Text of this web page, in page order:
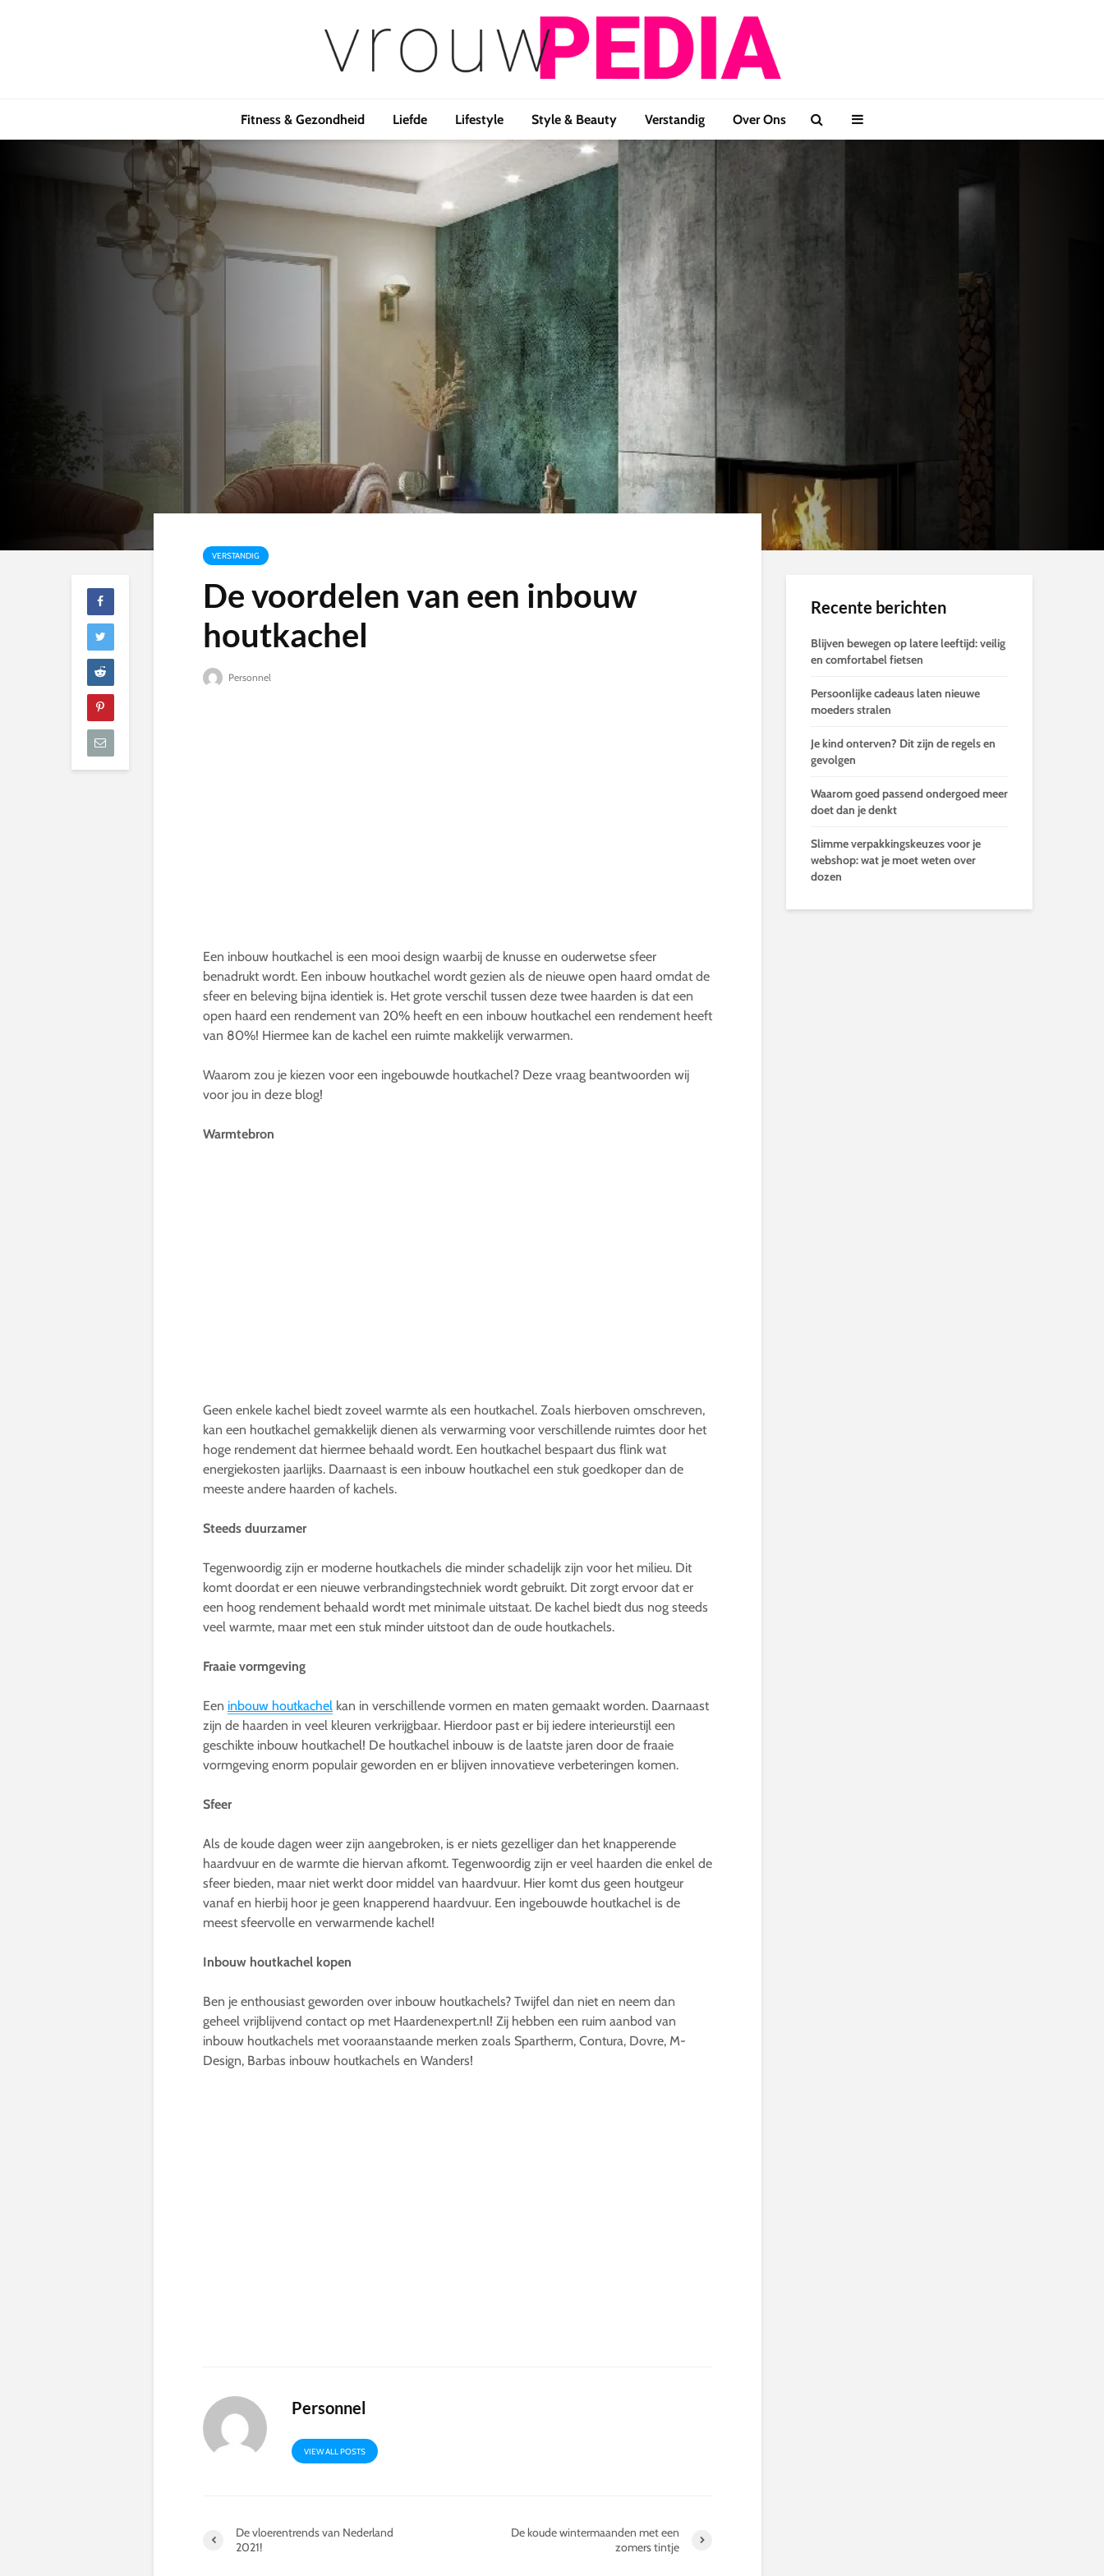
Fitness & Gezondheid Liefde Lifestyle Style & Beauty Verstandig Over Ons
VERSTANDIG
De voordelen van een inbouw
houtkachel
Personnel
Een inbouw houtkachel is een mooi design waarbij de knusse en ouderwetse sfeer
benadrukt wordt. Een inbouw houtkachel wordt gezien als de nieuwe open haard omdat de
sfeer en beleving bijna identiek is. Het grote verschil tussen deze twee haarden is dat een
open haard een rendement van 20% heeft en een inbouw houtkachel een rendement heeft
van 80%! Hiermee kan de kachel een ruimte makkelijk verwarmen.
Waarom zou je kiezen voor een ingebouwde houtkachel? Deze vraag beantwoorden wij
voor jou in deze blog!
Warmtebron
Geen enkele kachel biedt zoveel warmte als een houtkachel. Zoals hierboven omschreven,
kan een houtkachel gemakkelijk dienen als verwarming voor verschillende ruimtes door het
hoge rendement dat hiermee behaald wordt. Een houtkachel bespaart dus flink wat
energiekosten jaarlijks. Daarnaast is een inbouw houtkachel een stuk goedkoper dan de
meeste andere haarden of kachels.
Steeds duurzamer
Tegenwoordig zijn er moderne houtkachels die minder schadelijk zijn voor het milieu. Dit
komt doordat er een nieuwe verbrandingstechniek wordt gebruikt. Dit zorgt ervoor dat er
een hoog rendement behaald wordt met minimale uitstaat. De kachel biedt dus nog steeds
veel warmte, maar met een stuk minder uitstoot dan de oude houtkachels.
Fraaie vormgeving
Een inbouw houtkachel kan in verschillende vormen en maten gemaakt worden. Daarnaast
zijn de haarden in veel kleuren verkrijgbaar. Hierdoor past er bij iedere interieurstijl een
geschikte inbouw houtkachel! De houtkachel inbouw is de laatste jaren door de fraaie
vormgeving enorm populair geworden en er blijven innovatieve verbeteringen komen.
Sfeer
Als de koude dagen weer zijn aangebroken, is er niets gezelliger dan het knapperende
haardvuur en de warmte die hiervan afkomt. Tegenwoordig zijn er veel haarden die enkel de
sfeer bieden, maar niet werkt door middel van haardvuur. Hier komt dus geen houtgeur
vanaf en hierbij hoor je geen knapperend haardvuur. Een ingebouwde houtkachel is de
meest sfeervolle en verwarmende kachel!
Inbouw houtkachel kopen
Ben je enthousiast geworden over inbouw houtkachels? Twijfel dan niet en neem dan
geheel vrijblijvend contact op met Haardenexpert.nl! Zij hebben een ruim aanbod van
inbouw houtkachels met vooraanstaande merken zoals Spartherm, Contura, Dovre, M-
Design, Barbas inbouw houtkachels en Wanders!
Personnel
VIEW ALL POSTS
De vloerentrends van Nederland
2021!
De koude wintermaanden met een
zomers tintje
Recente berichten
Blijven bewegen op latere leeftijd: veilig
en comfortabel fietsen
Persoonlijke cadeaus laten nieuwe
moeders stralen
Je kind onterven? Dit zijn de regels en
gevolgen
Waarom goed passend ondergoed meer
doet dan je denkt
Slimme verpakkingskeuzes voor je
webshop: wat je moet weten over
dozen